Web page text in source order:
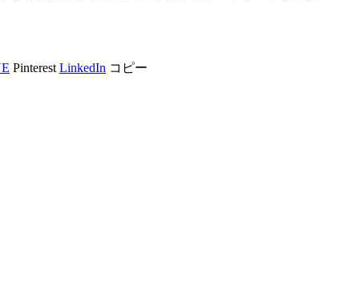
Pinterest LinkedIn コピー